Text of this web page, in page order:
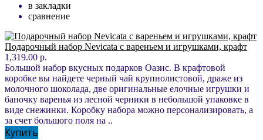
в закладки
сравнение
Подарочный набор Nevicata с вареньем и игрушками, крафт
1,319.00 р.
Большой набор вкусных подарков Оазис. В крафтовой
коробке вы найдете черный чай крупнолистовой, драже из
молочного шоколада, две оригинальные елочные игрушки и
баночку варенья из лесной черники в небольшой упаковке в
виде снежинки. Коробку набора можно персонализировать, а
за счет большого поля на ..
Купить